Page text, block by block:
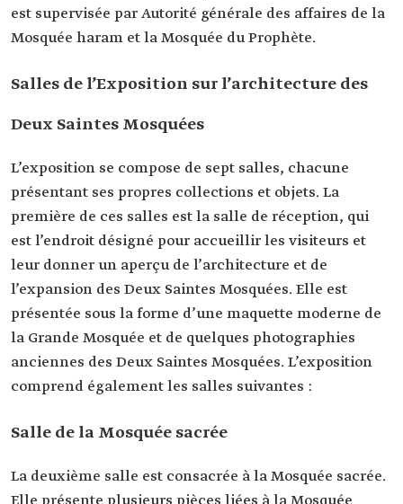
est supervisée par Autorité générale des affaires de la
Mosquée haram et la Mosquée du Prophète.
Salles de l’Exposition sur l’architecture des
Deux Saintes Mosquées
L’exposition se compose de sept salles, chacune
présentant ses propres collections et objets. La
première de ces salles est la salle de réception, qui
est l’endroit désigné pour accueillir les visiteurs et
leur donner un aperçu de l’architecture et de
l’expansion des Deux Saintes Mosquées. Elle est
présentée sous la forme d’une maquette moderne de
la Grande Mosquée et de quelques photographies
anciennes des Deux Saintes Mosquées. L’exposition
comprend également les salles suivantes :
Salle de la Mosquée sacrée
La deuxième salle est consacrée à la Mosquée sacrée.